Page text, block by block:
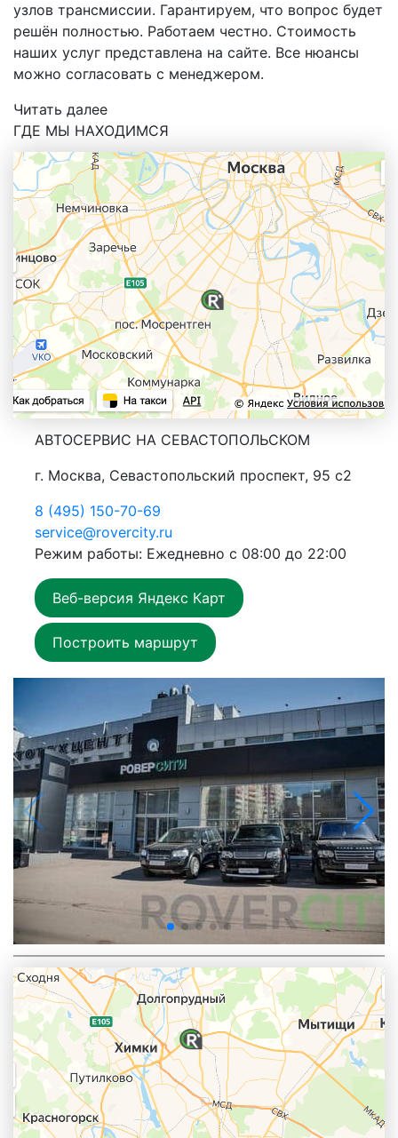
узлов трансмиссии. Гарантируем, что вопрос будет
решён полностью. Работаем честно. Стоимость
наших услуг представлена на сайте. Все нюансы
можно согласовать с менеджером.
Читать далее
ГДЕ МЫ НАХОДИМСЯ
АВТОСЕРВИС НА СЕВАСТОПОЛЬСКОМ
г. Москва, Севастопольский проспект, 95 с2
8 (495) 150-70-69
service@rovercity.ru
Режим работы: Ежедневно с 08:00 до 22:00
Веб-версия Яндекс Карт
Построить маршрут